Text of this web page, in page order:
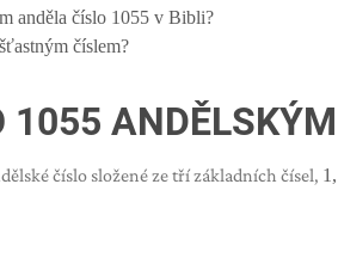
anděla číslo 1055 v Bibli?
číslem?
1055
číslo složené ze tří základních čísel,